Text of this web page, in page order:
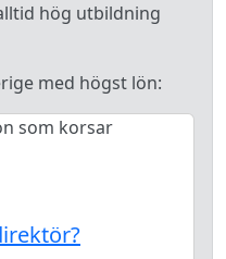
hög utbildning
med högst lön: